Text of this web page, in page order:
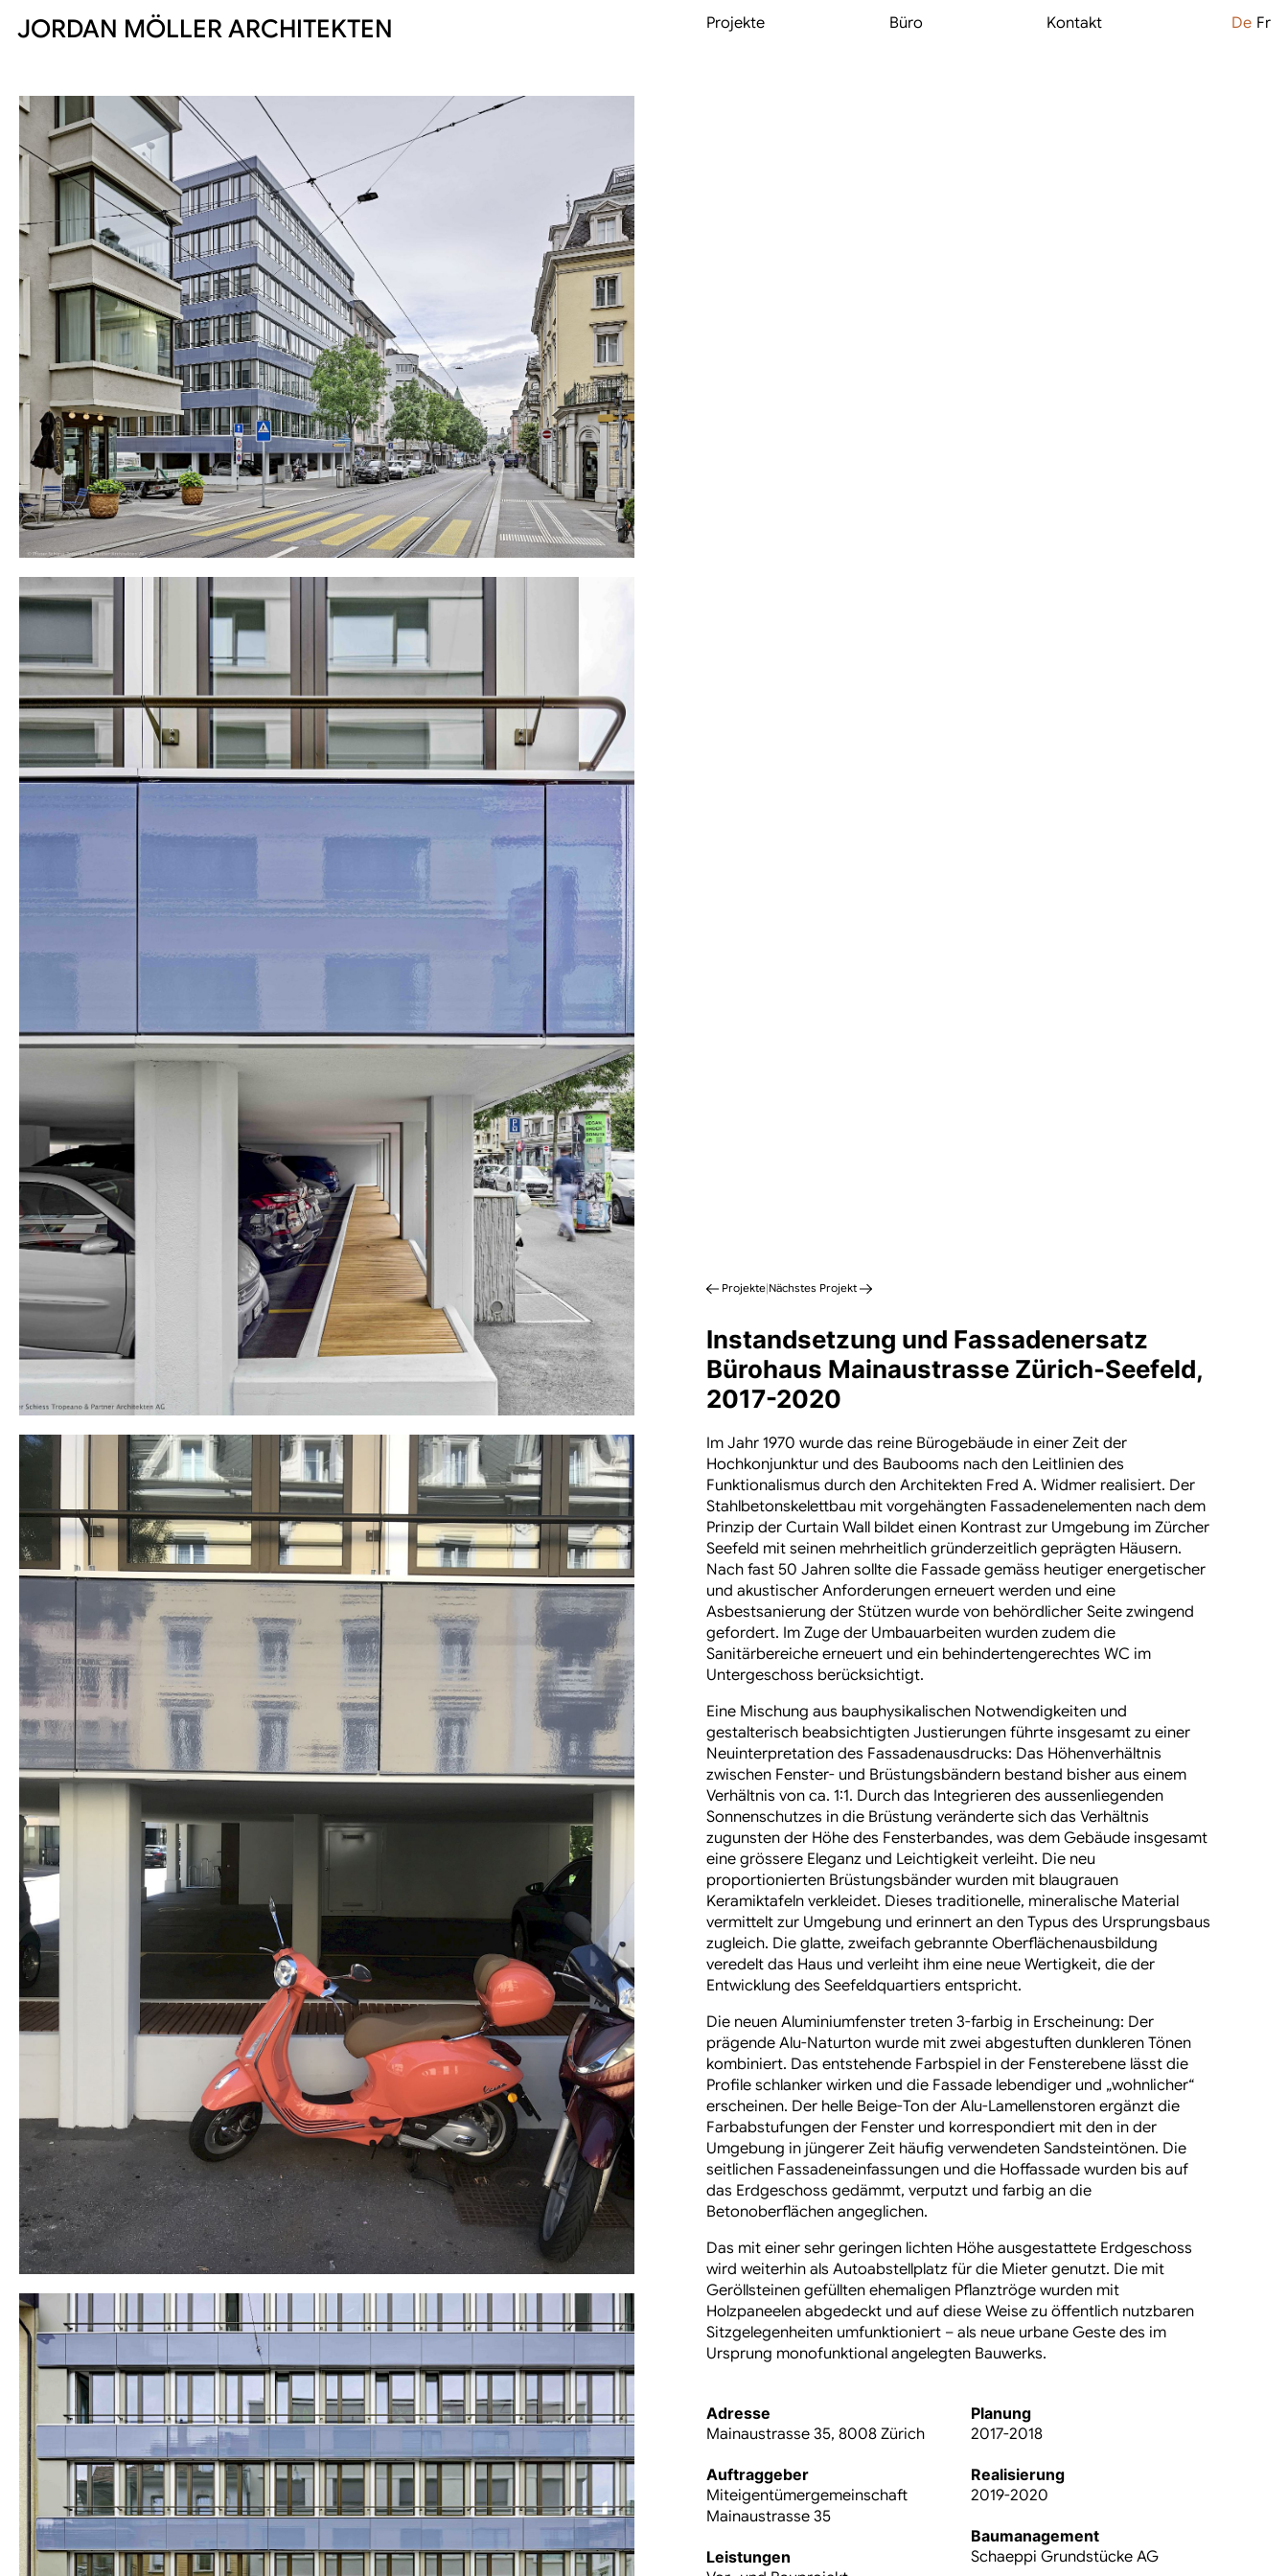
JORDAN MÖLLER ARCHITEKTEN Projekte Büro Kontakt De Fr
Projekte|Nächstes Projekt
Instandsetzung und Fassadenersatz
Bürohaus Mainaustrasse Zürich-Seefeld,
2017-2020
Im Jahr 1970 wurde das reine Bürogebäude in einer Zeit der
Hochkonjunktur und des Baubooms nach den Leitlinien des
Funktionalismus durch den Architekten Fred A. Widmer realisiert. Der
Stahlbetonskelettbau mit vorgehängten Fassadenelementen nach dem
Prinzip der Curtain Wall bildet einen Kontrast zur Umgebung im Zürcher
Seefeld mit seinen mehrheitlich gründerzeitlich geprägten Häusern.
Nach fast 50 Jahren sollte die Fassade gemäss heutiger energetischer
und akustischer Anforderungen erneuert werden und eine
Asbestsanierung der Stützen wurde von behördlicher Seite zwingend
gefordert. Im Zuge der Umbauarbeiten wurden zudem die
Sanitärbereiche erneuert und ein behindertengerechtes WC im
Untergeschoss berücksichtigt.
Eine Mischung aus bauphysikalischen Notwendigkeiten und
gestalterisch beabsichtigten Justierungen führte insgesamt zu einer
Neuinterpretation des Fassadenausdrucks: Das Höhenverhältnis
zwischen Fenster- und Brüstungsbändern bestand bisher aus einem
Verhältnis von ca. 1:1. Durch das Integrieren des aussenliegenden
Sonnenschutzes in die Brüstung veränderte sich das Verhältnis
zugunsten der Höhe des Fensterbandes, was dem Gebäude insgesamt
eine grössere Eleganz und Leichtigkeit verleiht. Die neu
proportionierten Brüstungsbänder wurden mit blaugrauen
Keramiktafeln verkleidet. Dieses traditionelle, mineralische Material
vermittelt zur Umgebung und erinnert an den Typus des Ursprungsbaus
zugleich. Die glatte, zweifach gebrannteOberflächenausbildung
veredelt das Haus und verleiht ihm eine neue Wertigkeit, die der
Entwicklung des Seefeldquartiers entspricht.
Die neuen Aluminiumfenster treten 3-farbig in Erscheinung: Der
prägende Alu-Naturton wurde mit zwei abgestuften dunkleren Tönen
kombiniert. Das entstehende Farbspiel in der Fensterebene lässt die
Profile schlanker wirken und die Fassade lebendiger und „wohnlicher“
erscheinen. Der helle Beige-Ton der Alu-Lamellenstoren ergänzt die
Farbabstufungen der Fenster und korrespondiert mit den in der
Umgebung in jüngerer Zeit häufig verwendeten Sandsteintönen. Die
seitlichen Fassadeneinfassungen und die Hoffassade wurden bis auf
das Erdgeschoss gedämmt, verputzt und farbig an die
Betonoberflächen angeglichen.
Das mit einer sehr geringen lichten Höhe ausgestattete Erdgeschoss
wird weiterhin als Autoabstellplatz für die Mieter genutzt. Die mit
Geröllsteinen gefüllten ehemaligen Pflanztröge wurden mit
Holzpaneelen abgedeckt und auf diese Weise zu öffentlich nutzbaren
Sitzgelegenheiten umfunktioniert – als neue urbane Geste des im
Ursprung monofunktional angelegten Bauwerks.
Adresse
Mainaustrasse 35, 8008 Zürich
Auftraggeber
Miteigentümergemeinschaft
Mainaustrasse 35
Leistungen
Planung
2017-2018
Realisierung
2019-2020
Baumanagement
Schaeppi Grundstücke AG